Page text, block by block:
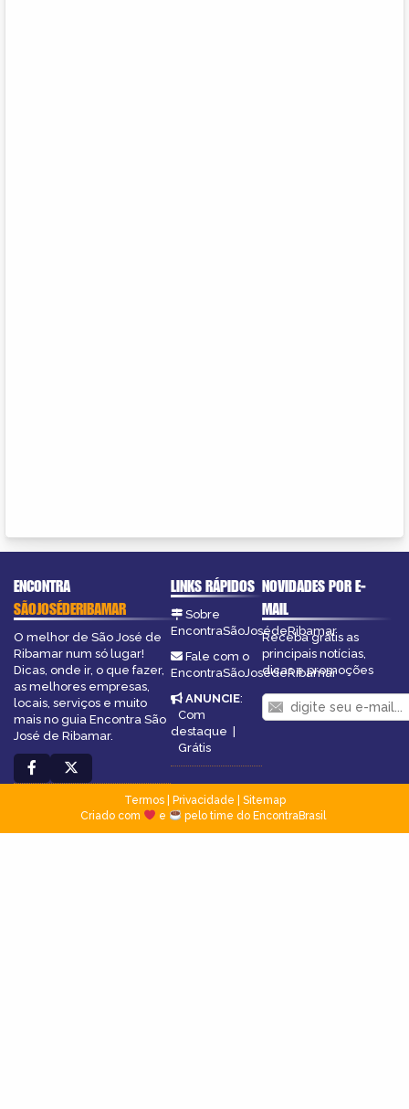
ENCONTRA
SÃOJOSÉDERIBAMAR
O melhor de São José de
Ribamar num só lugar!
Dicas, onde ir, o que fazer,
as melhores empresas,
locais, serviços e muito
mais no guia Encontra São
José de Ribamar.
LINKS RÁPIDOS
Sobre
EncontraSãoJosédeRibamar
Fale com o
EncontraSãoJosédeRibamar
ANUNCIE:
Com
destaque |
Grátis
NOVIDADES POR E-
MAIL
Receba grátis as
principais notícias,
dicas e promoções
Termos| Privacidade
Sitemap
Criado com
e pelo time do EncontraBrasil